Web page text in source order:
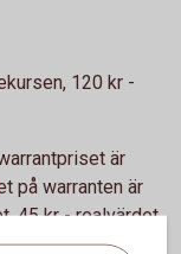
120 kr -
är
på warranten är
45 kr - realvärdet,